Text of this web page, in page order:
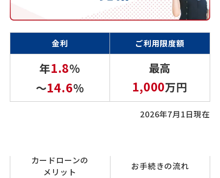
金利 ご利用限度額
年1.8%
～14.6%
最高
1,000万円
2026年7月1日現在
カードローンの
メリット
お手続きの流れ